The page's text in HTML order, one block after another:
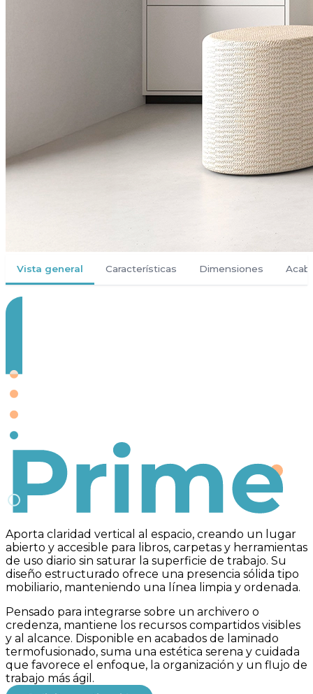
Vista general Características Dimensiones
Prime
Aporta claridad vertical al espacio, creando un lugar
abierto y accesible para libros, carpetas y herramientas
de uso diario sin saturar la superficie de trabajo. Su
diseño estructurado ofrece una presencia sólida tipo
mobiliario, manteniendo una línea limpia y ordenada.
Pensado para integrarse sobre un archivero o
credenza, mantiene los recursos compartidos visibles
y al alcance. Disponible en acabados de laminado
termofusionado, suma una estética serena y cuidada
que favorece el enfoque, la organización y un flujo de
trabajo más ágil.